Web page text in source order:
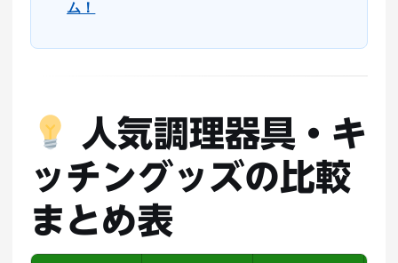
ム！
人気調理器具・キ
ッチングッズの比較
まとめ表